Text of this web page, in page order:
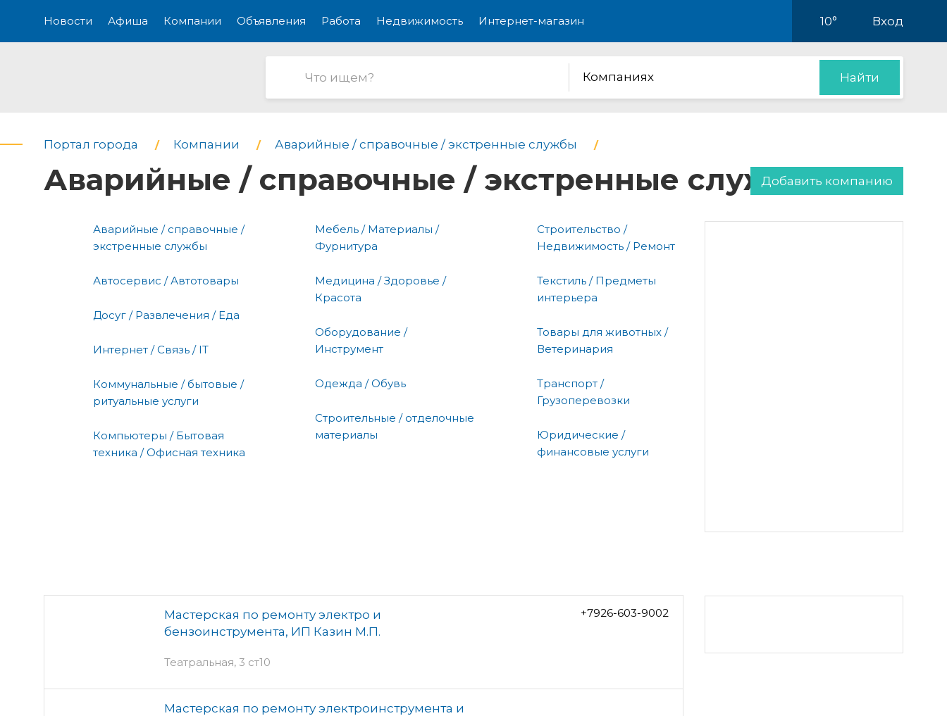
Новости Афиша Компании Объявления Работа Недвижимость Интернет-магазин 10° Вход
Компаниях Найти
Портал города Компании Аварийные / справочные / экстренные службы
Аварийные / справочные / экстренные службыДобавить компанию
Аварийные / справочные /
экстренные службы
Автосервис / Автотовары
Досуг / Развлечения / Еда
Интернет / Связь / IT
Коммунальные / бытовые /
ритуальные услуги
Компьютеры / Бытовая
техника / Офисная техника
Мебель / Материалы /
Фурнитура
Медицина / Здоровье /
Красота
Оборудование /
Инструмент
Одежда / Обувь
Строительные / отделочные
материалы
Строительство /
Недвижимость / Ремонт
Текстиль / Предметы
интерьера
Товары для животных /
Ветеринария
Транспорт /
Грузоперевозки
Юридические /
финансовые услуги
Мастерская по ремонту электро и
бензоинструмента, ИП Казин М.П.
Театральная, 3 ст10
+7926-603-9002
Мастерская по ремонту электроинструмента и